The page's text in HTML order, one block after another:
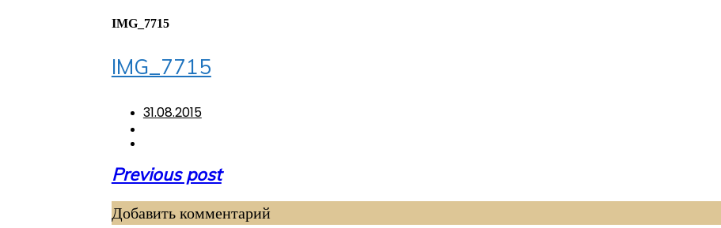
IMG_7715
IMG_7715
31.08.2015
Навигация
записям
Previous post
Добавить комментарий